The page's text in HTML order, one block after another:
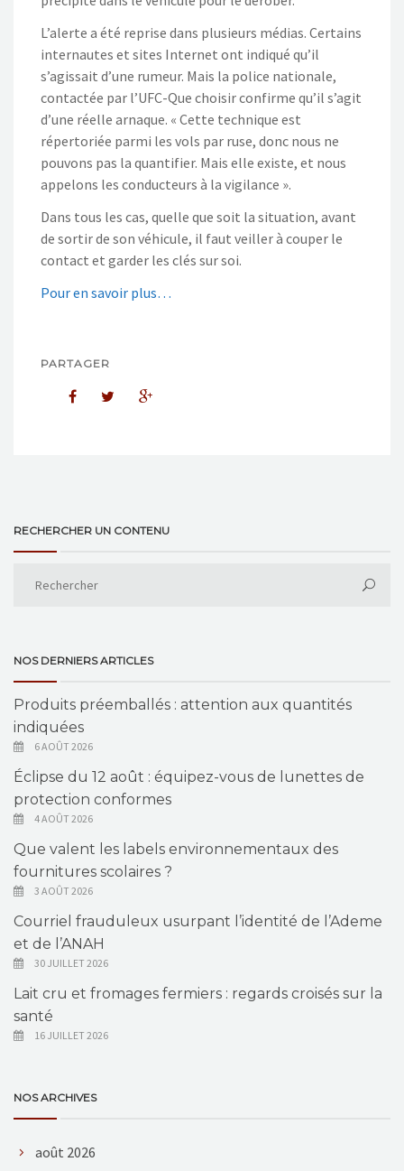
L’alerte a été reprise dans plusieurs médias. Certains
internautes et sites Internet ont indiqué qu’il
s’agissait d’une rumeur. Mais la police nationale,
contactée par l’UFC-Que choisir confirme qu’il s’agit
d’une réelle arnaque. « Cette technique est
répertoriée parmi les vols par ruse, donc nous ne
pouvons pas la quantifier. Mais elle existe, et nous
appelons les conducteurs à la vigilance ».
Dans tous les cas, quelle que soit la situation, avant
de sortir de son véhicule, il faut veiller à couper le
contact et garder les clés sur soi.
Pour en savoir plus…
PARTAGER
RECHERCHER UN CONTENU
NOS DERNIERS ARTICLES
Produits préemballés : attention aux quantités
indiquées
6 AOÛT 2026
Éclipse du 12 août : équipez-vous de lunettes de
protection conformes
4 AOÛT 2026
Que valent les labels environnementaux des
fournitures scolaires ?
3 AOÛT 2026
Courriel frauduleux usurpant l’identité de l’Ademe
et de l’ANAH
30 JUILLET 2026
Lait cru et fromages fermiers : regards croisés sur la
santé
16 JUILLET 2026
NOS ARCHIVES
août 2026